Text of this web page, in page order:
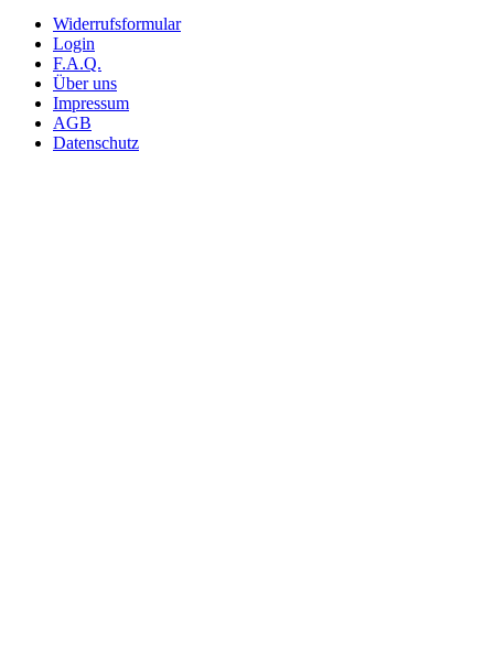
Widerrufsformular
Login
F.A.Q.
Über uns
Impressum
AGB
Datenschutz